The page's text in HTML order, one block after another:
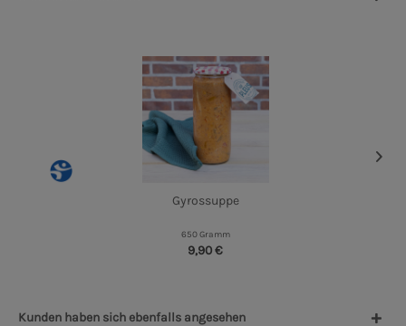
Gyrossuppe
650 Gramm
9,90 €
Kunden haben sich ebenfalls angesehen